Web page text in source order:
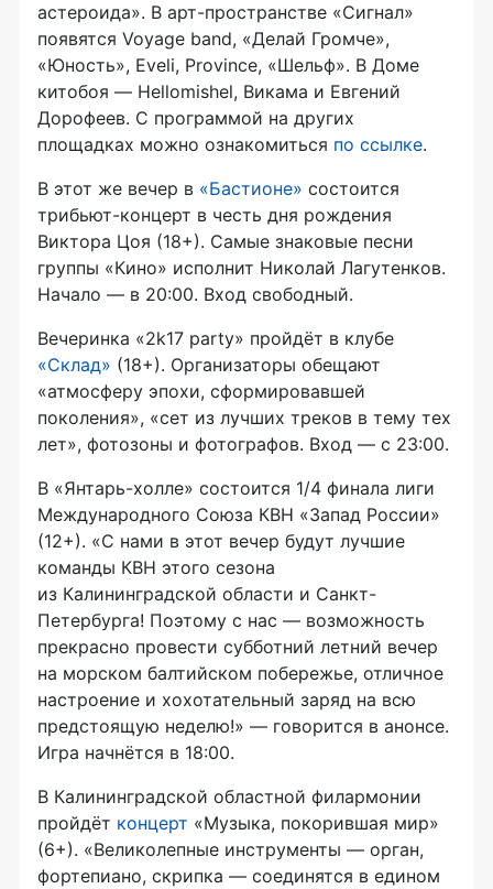
астероида». В арт-пространстве «Сигнал»
появятся Voyage band, «Делай Громче»,
«Юность», Eveli, Province, «Шельф». В Доме
китобоя — Hellomishel, Викама и Евгений
Дорофеев. С программой на других
площадках можно ознакомиться по ссылке.
В этот же вечер в «Бастионе» состоится
трибьют-концерт в честь дня рождения
Виктора Цоя (18+). Самые знаковые песни
группы «Кино» исполнит Николай Лагутенков.
Начало — в 20:00. Вход свободный.
Вечеринка «2k17 party» пройдёт в клубе
«Склад» (18+). Организаторы обещают
«атмосферу эпохи, сформировавшей
поколения», «сет из лучших треков в тему тех
лет», фотозоны и фотографов. Вход — с 23:00.
В «Янтарь-холле» состоится 1/4 финала лиги
Международного Союза КВН «Запад России»
(12+). «С нами в этот вечер будут лучшие
команды КВН этого сезона
из Калининградской области и Санкт-
Петербурга! Поэтому с нас — возможность
прекрасно провести субботний летний вечер
на морском балтийском побережье, отличное
настроение и хохотательный заряд на всю
предстоящую неделю!» — говорится в анонсе.
Игра начнётся в 18:00.
В Калининградской областной филармонии
пройдёт концерт «Музыка, покорившая мир»
(6+). «Великолепные инструменты — орган,
фортепиано, скрипка — соединятся в едином